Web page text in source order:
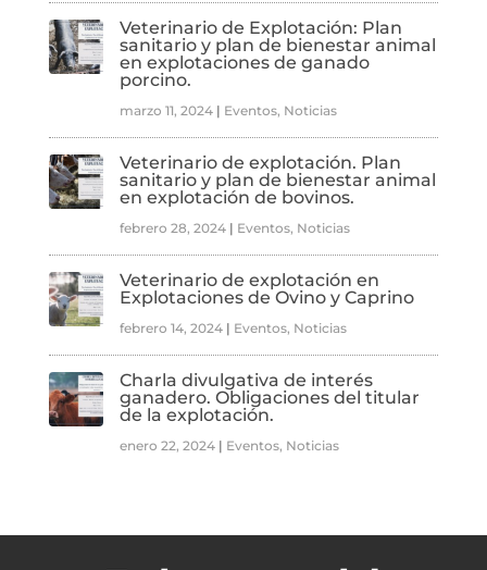
Veterinario de Explotación: Plan
sanitario y plan de bienestar animal
en explotaciones de ganado
porcino.
marzo 11, 2024| Eventos, Noticias
Veterinario de explotación. Plan
sanitario y plan de bienestar animal
en explotación de bovinos.
febrero 28, 2024| Eventos, Noticias
Veterinario de explotación en
Explotaciones de Ovino y Caprino
febrero 14, 2024| Eventos, Noticias
Charla divulgativa de interés
ganadero. Obligaciones del titular
de la explotación.
enero 22, 2024| Eventos, Noticias